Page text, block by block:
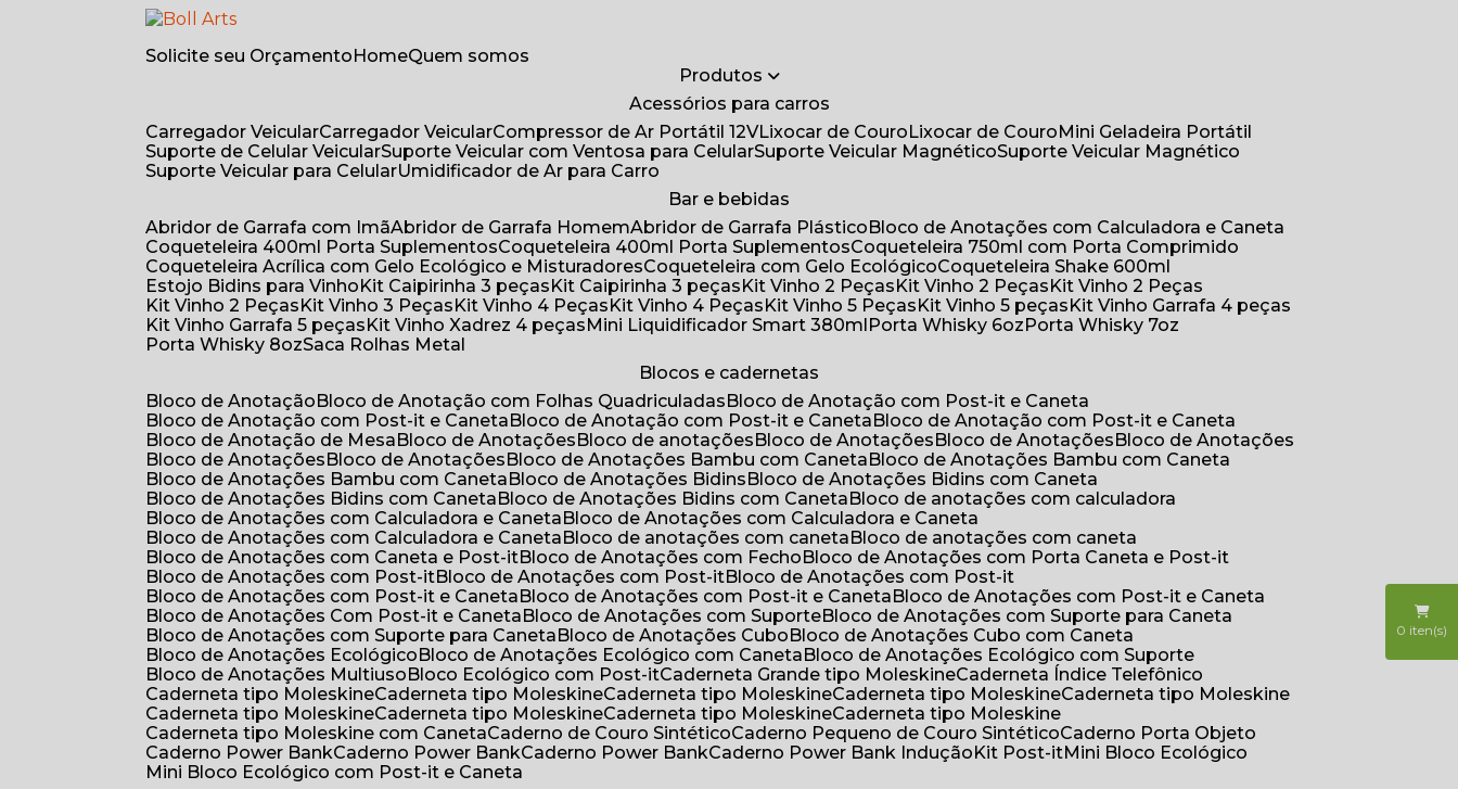
Solicite seu Orçamento Home
Quem somos
Produtos
Acessórios para carros
Carregador Veicular
Carregador Veicular Compressor de Ar Portátil 12V Lixocar de Couro Lixocar de Couro
Mini Geladeira Portátil
Suporte de Celular Veicular Suporte Veicular com Ventosa para Celular Suporte Veicular Magnético
Suporte Veicular Magnético
Suporte Veicular para Celular
Umidificador de Ar para Carro
Bar e bebidas
Abridor de Garrafa com Imã
Abridor de Garrafa Homem Abridor de Garrafa Plástico
Bloco de Anotações com Calculadora e Caneta
Coqueteleira 400ml Porta Suplementos
Coqueteleira 400ml Porta Suplementos
Coqueteleira 750ml com Porta Comprimido
Coqueteleira Acrílica com Gelo Ecológico e Misturadores
Coqueteleira com Gelo Ecológico
Coqueteleira Shake 600ml
Estojo Bidins para Vinho
Kit Caipirinha 3 peças Kit Caipirinha 3 peças Kit Vinho 2 Peças Kit Vinho 2 Peças
Kit Vinho 2 Peças
Kit Vinho 2 Peças
Kit Vinho 3 Peças Kit Vinho 4 Peças Kit Vinho 4 Peças Kit Vinho 5 Peças Kit Vinho 5 peças
Kit Vinho Garrafa 4 peças
Kit Vinho Garrafa 5 peças
Kit Vinho Xadrez 4 peças Mini Liquidificador Smart 380ml Porta Whisky 6oz
Porta Whisky 7oz
Porta Whisky 8oz
Saca Rolhas Metal
Blocos e cadernetas
Bloco de Anotação
Bloco de Anotação com Folhas Quadriculadas
Bloco de Anotação com Post-it e Caneta
Bloco de Anotação com Post-it e Caneta
Bloco de Anotação com Post-it e Caneta
Bloco de Anotação com Post-it e Caneta
Bloco de Anotação de Mesa
Bloco de Anotações Bloco de anotações Bloco de Anotações Bloco de Anotações
Bloco de Anotações
Bloco de Anotações
Bloco de Anotações Bloco de Anotações Bambu com Caneta
Bloco de Anotações Bambu com Caneta
Bloco de Anotações Bambu com Caneta
Bloco de Anotações Bidins
Bloco de Anotações Bidins com Caneta
Bloco de Anotações Bidins com Caneta
Bloco de Anotações Bidins com Caneta
Bloco de anotações com calculadora
Bloco de Anotações com Calculadora e Caneta
Bloco de Anotações com Calculadora e Caneta
Bloco de Anotações com Calculadora e Caneta
Bloco de anotações com caneta
Bloco de anotações com caneta
Bloco de Anotações com Caneta e Post-it
Bloco de Anotações com Fecho
Bloco de Anotações com Porta Caneta e Post-it
Bloco de Anotações com Post-it
Bloco de Anotações com Post-it
Bloco de Anotações com Post-it
Bloco de Anotações com Post-it e Caneta
Bloco de Anotações com Post-it e Caneta
Bloco de Anotações com Post-it e Caneta
Bloco de Anotações Com Post-it e Caneta
Bloco de Anotações com Suporte
Bloco de Anotações com Suporte para Caneta
Bloco de Anotações com Suporte para Caneta
Bloco de Anotações Cubo
Bloco de Anotações Cubo com Caneta
Bloco de Anotações Ecológico
Bloco de Anotações Ecológico com Caneta
Bloco de Anotações Ecológico com Suporte
Bloco de Anotações Multiuso
Bloco Ecológico com Post-it Caderneta Grande tipo Moleskine
Caderneta Índice Telefônico
Caderneta tipo Moleskine
Caderneta tipo Moleskine Caderneta tipo Moleskine Caderneta tipo Moleskine
Caderneta tipo Moleskine
Caderneta tipo Moleskine
Caderneta tipo Moleskine Caderneta tipo Moleskine
Caderneta tipo Moleskine
Caderneta tipo Moleskine com Caneta
Caderno de Couro Sintético Caderno Pequeno de Couro Sintético
Caderno Porta Objeto
Caderno Power Bank
Caderno Power Bank Caderno Power Bank Caderno Power Bank Indução Kit Post-it
Mini Bloco Ecológico
Mini Bloco Ecológico com Post-it e Caneta
0 iten(s)